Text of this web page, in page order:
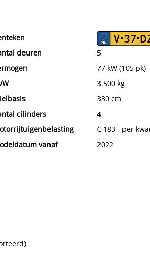
V-37-
deuren
5
77 kW (105 pk)
3.500 kg
330 cm
cilinders
4
€ 183,- per
vanaf
2022
2024-04